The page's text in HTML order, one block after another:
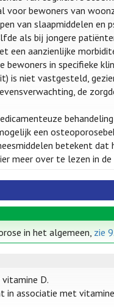
bewoners van
van slaapmiddelen en
als bij jongere
een aanzienlijke
in specifieke
niet vastgesteld,
de
een
betekent dat
meer over te lezen in de
in het algemeen, zie
D.
in associatie met